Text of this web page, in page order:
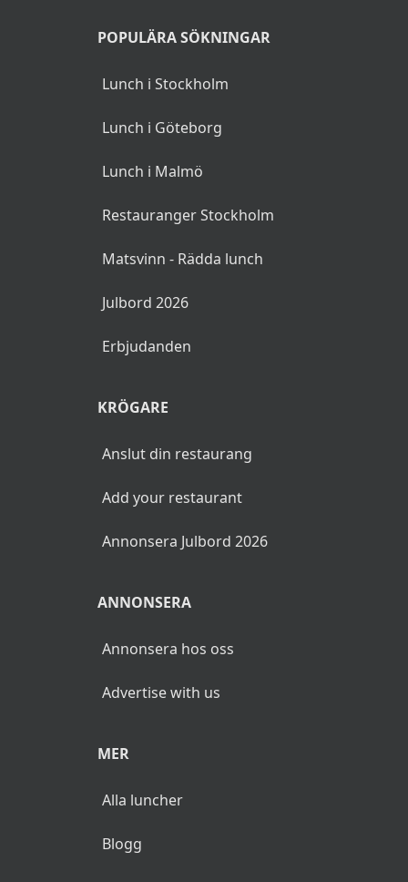
POPULÄRA SÖKNINGAR
Lunch i Stockholm
Lunch i Göteborg
Lunch i Malmö
Restauranger Stockholm
Matsvinn - Rädda lunch
Julbord 2026
Erbjudanden
KRÖGARE
Anslut din restaurang
Add your restaurant
Annonsera Julbord 2026
ANNONSERA
Annonsera hos oss
Advertise with us
MER
Alla luncher
Blogg